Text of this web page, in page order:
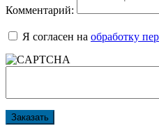
Комментарий:
Я согласен на обработку
Заказать